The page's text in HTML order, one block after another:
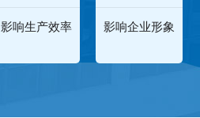
影响生产效率 影响企业形象